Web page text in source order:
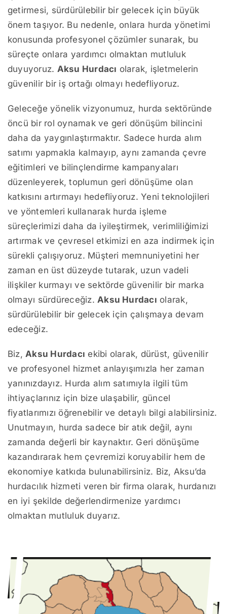
getirmesi, sürdürülebilir bir gelecek için büyük
önem taşıyor. Bu nedenle, onlara hurda yönetimi
konusunda profesyonel çözümler sunarak, bu
süreçte onlara yardımcı olmaktan mutluluk
duyuyoruz. Aksu Hurdacı olarak, işletmelerin
güvenilir bir iş ortağı olmayı hedefliyoruz.
Geleceğe yönelik vizyonumuz, hurda sektöründe
öncü bir rol oynamak ve geri dönüşüm bilincini
daha da yaygınlaştırmaktır. Sadece hurda alım
satımı yapmakla kalmayıp, aynı zamanda çevre
eğitimleri ve bilinçlendirme kampanyaları
düzenleyerek, toplumun geri dönüşüme olan
katkısını artırmayı hedefliyoruz. Yeni teknolojileri
ve yöntemleri kullanarak hurda işleme
süreçlerimizi daha da iyileştirmek, verimliliğimizi
artırmak ve çevresel etkimizi en aza indirmek için
sürekli çalışıyoruz. Müşteri memnuniyetini her
zaman en üst düzeyde tutarak, uzun vadeli
ilişkiler kurmayı ve sektörde güvenilir bir marka
olmayı sürdüreceğiz. Aksu Hurdacı olarak,
sürdürülebilir bir gelecek için çalışmaya devam
edeceğiz.
Biz, Aksu Hurdacı ekibi olarak, dürüst, güvenilir
ve profesyonel hizmet anlayışımızla her zaman
yanınızdayız. Hurda alım satımıyla ilgili tüm
ihtiyaçlarınız için bize ulaşabilir, güncel
fiyatlarımızı öğrenebilir ve detaylı bilgi alabilirsiniz.
Unutmayın, hurda sadece bir atık değil, aynı
zamanda değerli bir kaynaktır. Geri dönüşüme
kazandırarak hem çevremizi koruyabilir hem de
ekonomiye katkıda bulunabilirsiniz. Biz, Aksu’da
hurdacılık hizmeti veren bir firma olarak, hurdanızı
en iyi şekilde değerlendirmenize yardımcı
olmaktan mutluluk duyarız.